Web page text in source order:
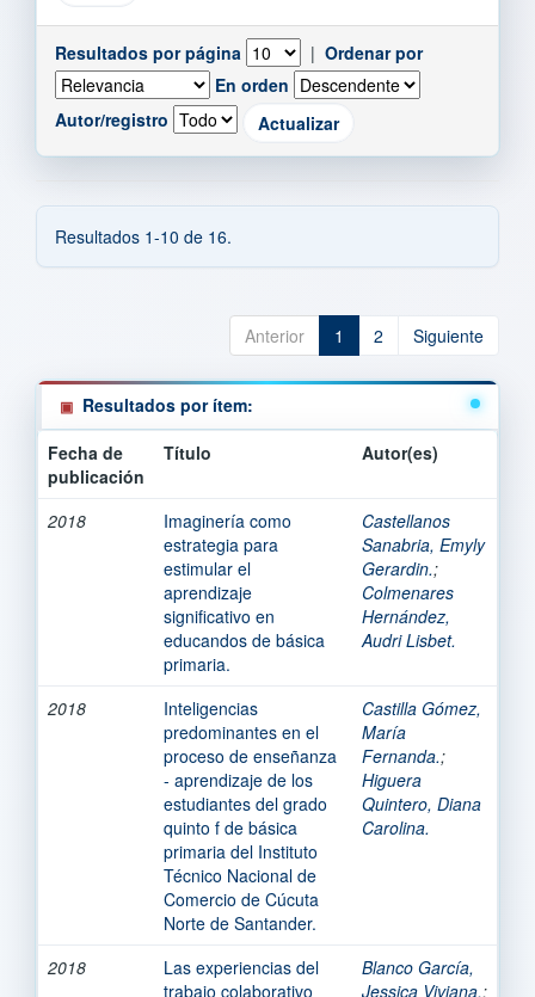
Resultados por página | Ordenar por
En orden
Autor/registro
Resultados 1-10 de 16.
Anterior 1 2 Siguiente
Resultados por ítem:
Fecha de
publicación
Título Autor(es)
2018
Imaginería como
estrategia para
estimular el
aprendizaje
significativo en
educandos de básica
primaria.
Castellanos
Sanabria, Emyly
Gerardin.;
Colmenares
Hernández,
Audri Lisbet.
2018
Inteligencias
predominantes en el
proceso de enseñanza
- aprendizaje de los
estudiantes del grado
quinto f de básica
primaria del Instituto
Técnico Nacional de
Comercio de Cúcuta
Norte de Santander.
Castilla Gómez,
María
Fernanda.;
Higuera
Quintero, Diana
Carolina.
2018
Las experiencias del
trabajo colaborativo
Blanco García,
Jessica Viviana.;